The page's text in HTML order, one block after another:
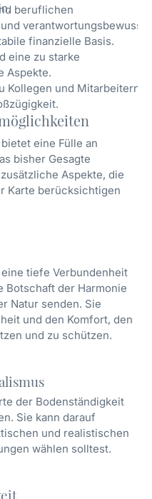
beruflichen
verantwortungsbewusst.
finanzielle Basis.
eine zu starke
Aspekte.
Kollegen und Mitarbeitern
eine Fülle an
bisher Gesagte
Aspekte, die
Karte berücksichtigen
tiefe Verbundenheit
Botschaft der Harmonie
Natur senden. Sie
und den Komfort, den
und zu schützen.
der Bodenständigkeit
Sie kann darauf
und realistischen
wählen solltest.